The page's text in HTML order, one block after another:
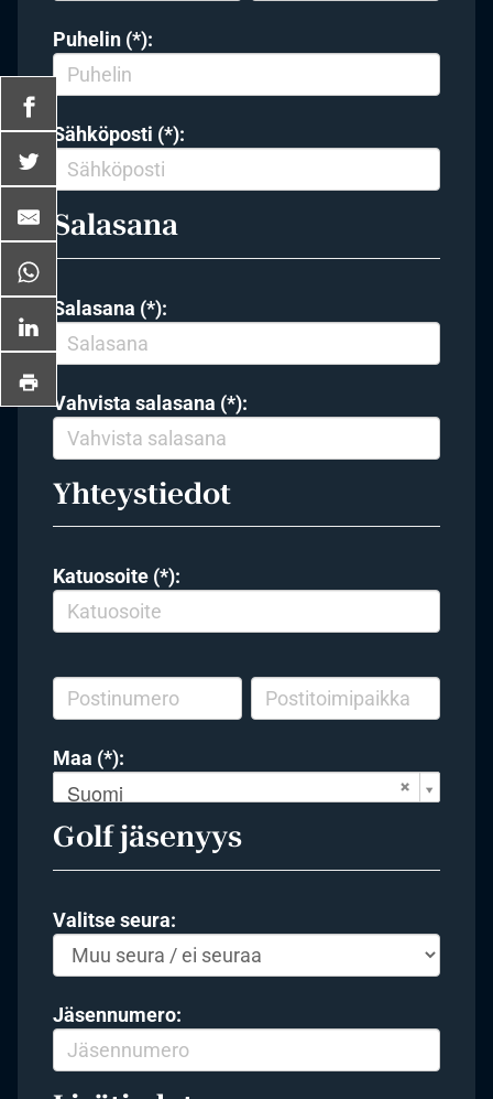
Puhelin (*):
Sähköposti (*):
Salasana
Salasana (*):
Vahvista salasana (*):
Yhteystiedot
Katuosoite (*):
Maa (*):
Suomi
Golf jäsenyys
Valitse seura:
Jäsennumero: